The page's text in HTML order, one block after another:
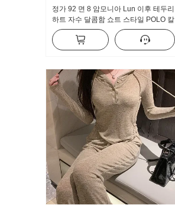
정가 92 면 8 암모니아 Lun 이후 테두리
하트 자수 달콤함 쇼트 스타일 POLO 칼
라 티셔츠 몸매 가꾸기 작은 키 트렌디